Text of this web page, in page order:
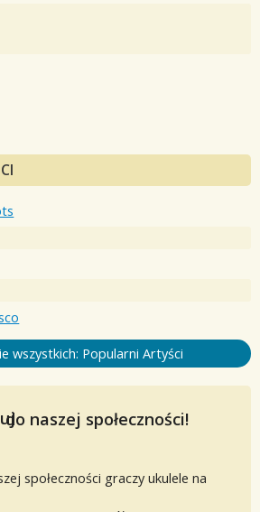
wszystkich: Popularni Artyści
do naszej społeczności!
społeczności graczy ukulele na